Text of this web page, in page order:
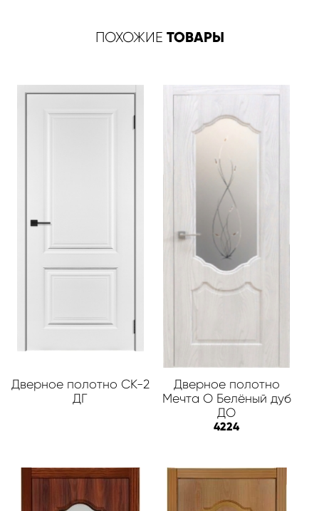
ПОХОЖИЕ ТОВАРЫ
Дверное полотно СК-2
ДГ
Дверное полотно
Мечта О Белёный дуб
ДО
4224